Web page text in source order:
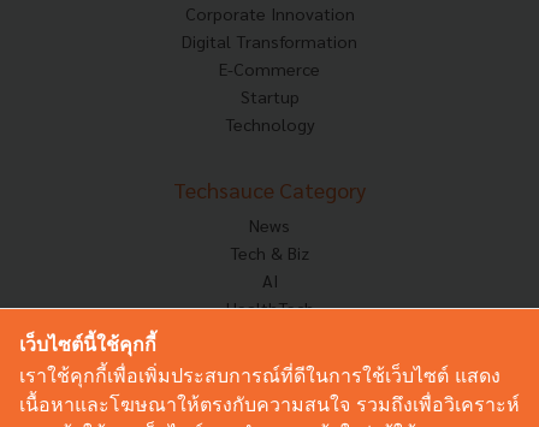
Corporate Innovation
Digital Transformation
E-Commerce
Startup
Technology
Techsauce Category
News
Tech & Biz
AI
HealthTech
Corp Innov
Saucy Thoughts
เว็บไซต์นี้ใช้คุกกี้
เราใช้คุกกี้เพื่อเพิ่มประสบการณ์ที่ดีในการใช้เว็บไซต์ แสดง
เนื้อหาและโฆษณาให้ตรงกับความสนใจ รวมถึงเพื่อวิเคราะห์